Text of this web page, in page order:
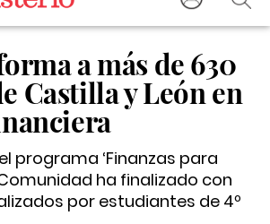
a más de 630
Castilla y León en
programa ‘Finanzas para
ha finalizado con
por estudiantes de 4º